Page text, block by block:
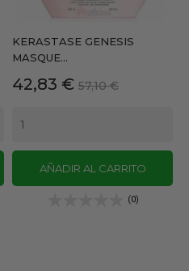
KERASTASE GENESIS
MASQUE...
Precio
42,83 € Precio
57,10 €
AÑADIR AL CARRITO
(0)